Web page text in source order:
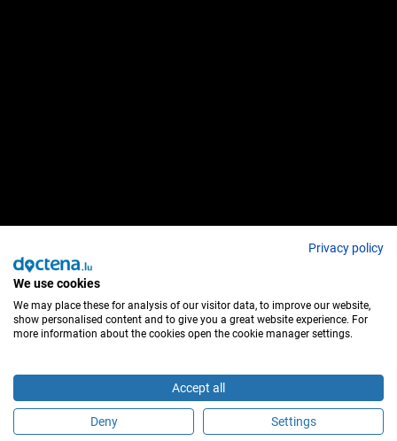
Sei questo medico?
Privacy policy
We use cookies
We may place these for analysis of our visitor data, to improve our website,
show personalised content and to give you a great website experience. For
more information about the cookies open the cookie manager settings.
Accept all
Deny Settings